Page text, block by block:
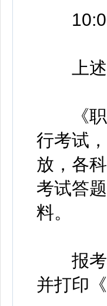
10:00-
上述
《职业
行考试
放，各
考试答
料。
报考人
并打印